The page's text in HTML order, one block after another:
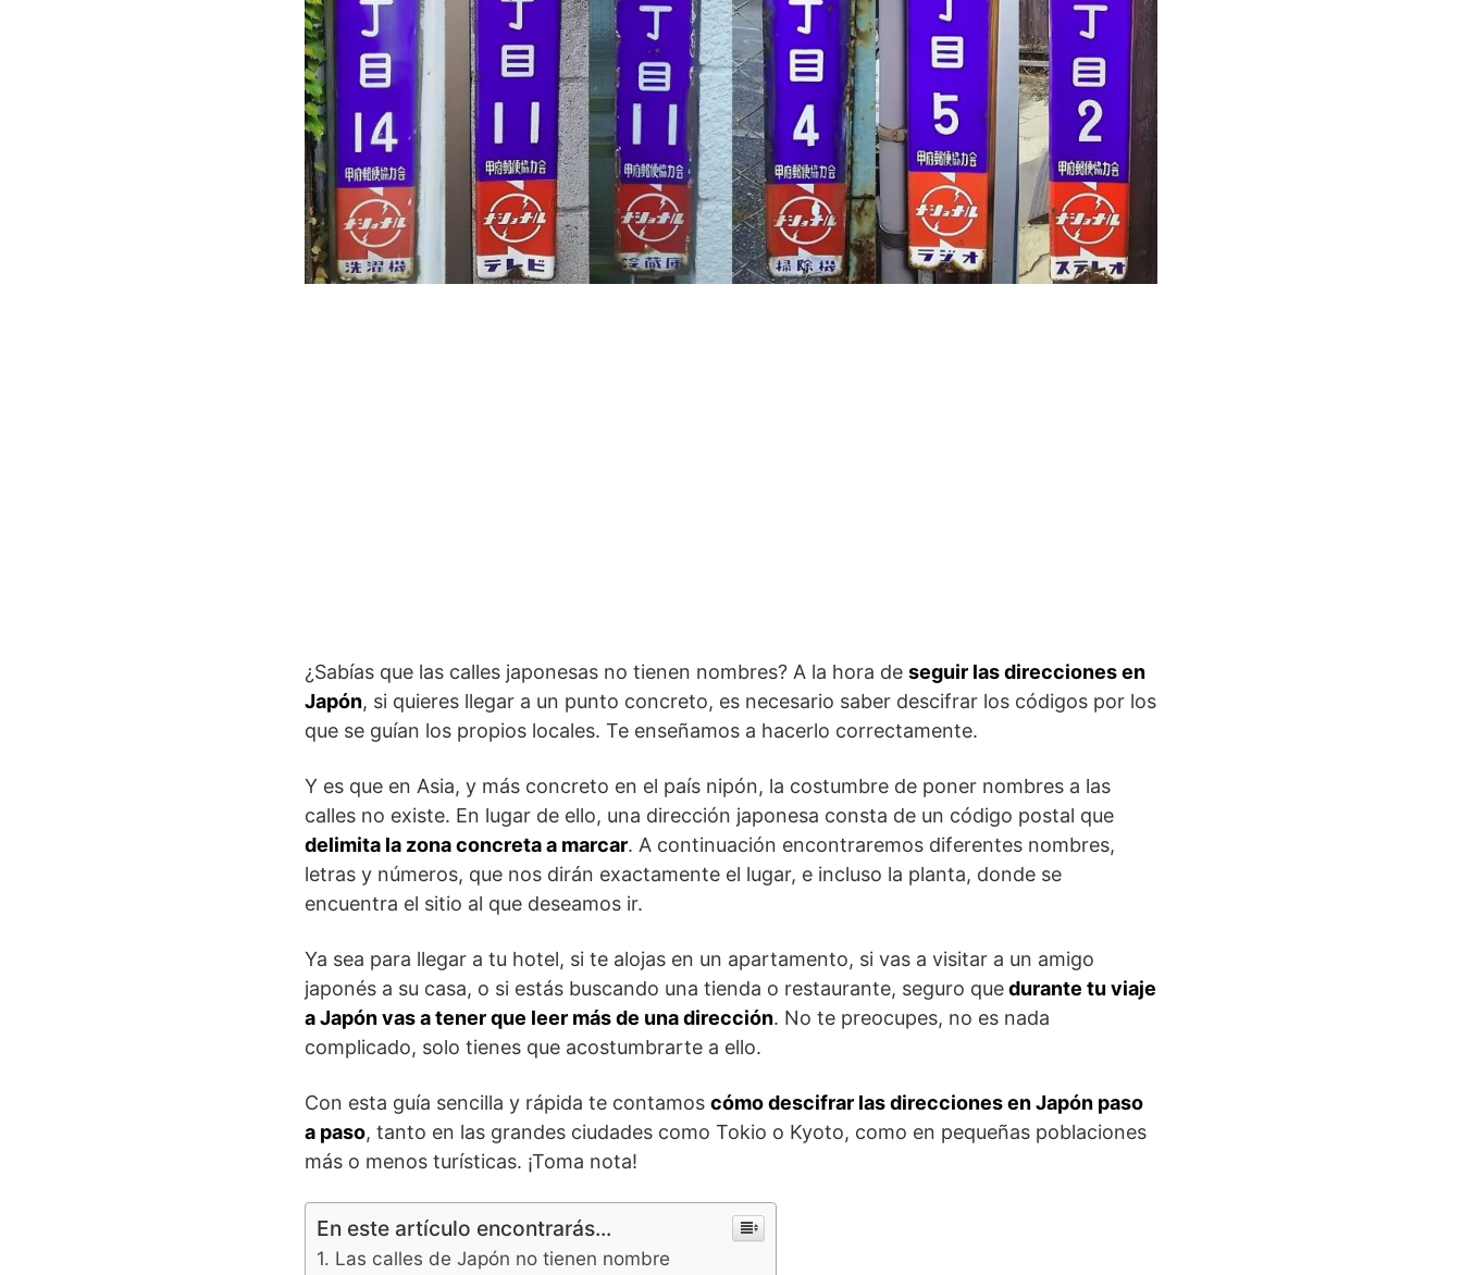
¿Sabías que las calles japonesas no tienen nombres? A la hora de seguir las direcciones en
Japón, si quieres llegar a un punto concreto, es necesario saber descifrar los códigos por los
que se guían los propios locales. Te enseñamos a hacerlo correctamente.
Y es que en Asia, y más concreto en el país nipón, la costumbre de poner nombres a las
calles no existe. En lugar de ello, una dirección japonesa consta de un código postal que
delimita la zona concreta a marcar. A continuación encontraremos diferentes nombres,
letras y números, que nos dirán exactamente el lugar, e incluso la planta, donde se
encuentra el sitio al que deseamos ir.
Ya sea para llegar a tu hotel, si te alojas en un apartamento, si vas a visitar a un amigo
japonés a su casa, o si estás buscando una tienda o restaurante, seguro quedurante tu viaje
a Japón vas a tener que leer más de una dirección. No te preocupes, no es nada
complicado, solo tienes que acostumbrarte a ello.
Con esta guía sencilla y rápida te contamos cómo descifrar las direcciones en Japón paso
a paso, tanto en las grandes ciudades como Tokio o Kyoto, como en pequeñas poblaciones
más o menos turísticas. ¡Toma nota!
En este artículo encontrarás...
Las calles de Japón no tienen nombre